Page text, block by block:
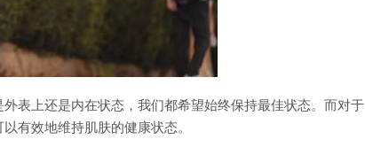
表上还是内在状态，我们都希望始终保持最佳状态。而对于
有效地维持肌肤的健康状态。